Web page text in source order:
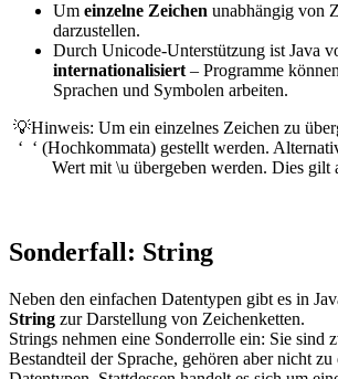
Um einzelne Zeichen unabhängig von
darzustellen.
Durch Unicode-Unterstützung ist Java
internationalisiert – Programme
Sprachen und Symbolen arbeiten.
💡Hinweis: Um ein einzelnes Zeichen zu
‘ ‘ (Hochkommata) gestellt werden.
Wert mit \u übergeben werden. Dies gilt
Sonderfall: String
Neben den einfachen Datentypen gibt es in
String zur Darstellung von Zeichenketten.
Strings nehmen eine Sonderrolle ein: Sie sind
Bestandteil der Sprache, gehören aber nicht zu